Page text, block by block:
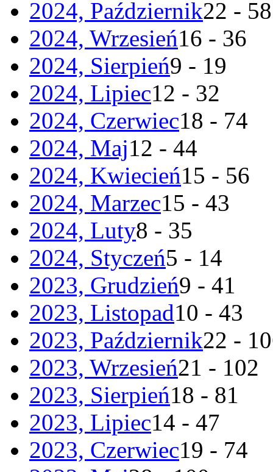
2024, Październik22 - 58
2024, Wrzesień16 - 36
2024, Sierpień9 - 19
2024, Lipiec12 - 32
2024, Czerwiec18 - 74
2024, Maj12 - 44
2024, Kwiecień15 - 56
2024, Marzec15 - 43
2024, Luty8 - 35
2024, Styczeń5 - 14
2023, Grudzień9 - 41
2023, Listopad10 - 43
2023, Październik22 -
2023, Wrzesień21 - 102
2023, Sierpień18 - 81
2023, Lipiec14 - 47
2023, Czerwiec19 - 74